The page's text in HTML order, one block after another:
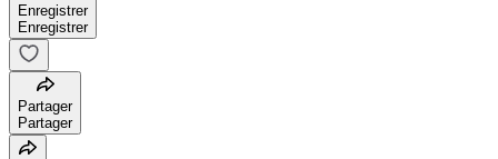
Enregistrer
Enregistrer
Partager
Partager